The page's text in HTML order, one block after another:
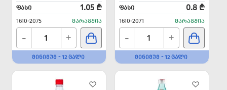
ᲤᲐᲡᲘ 1.05 ₾
1610-2075 ᲛᲐᲠᲐᲒᲨᲘᲐ
- +
ᲛᲘᲜᲘᲛᲣᲛ - 12 ᲪᲐᲚᲘ
ᲤᲐᲡᲘ 0.8 ₾
1610-2071 ᲛᲐᲠᲐᲒᲨᲘᲐ
- +
ᲛᲘᲜᲘᲛᲣᲛ - 12 ᲪᲐᲚᲘ